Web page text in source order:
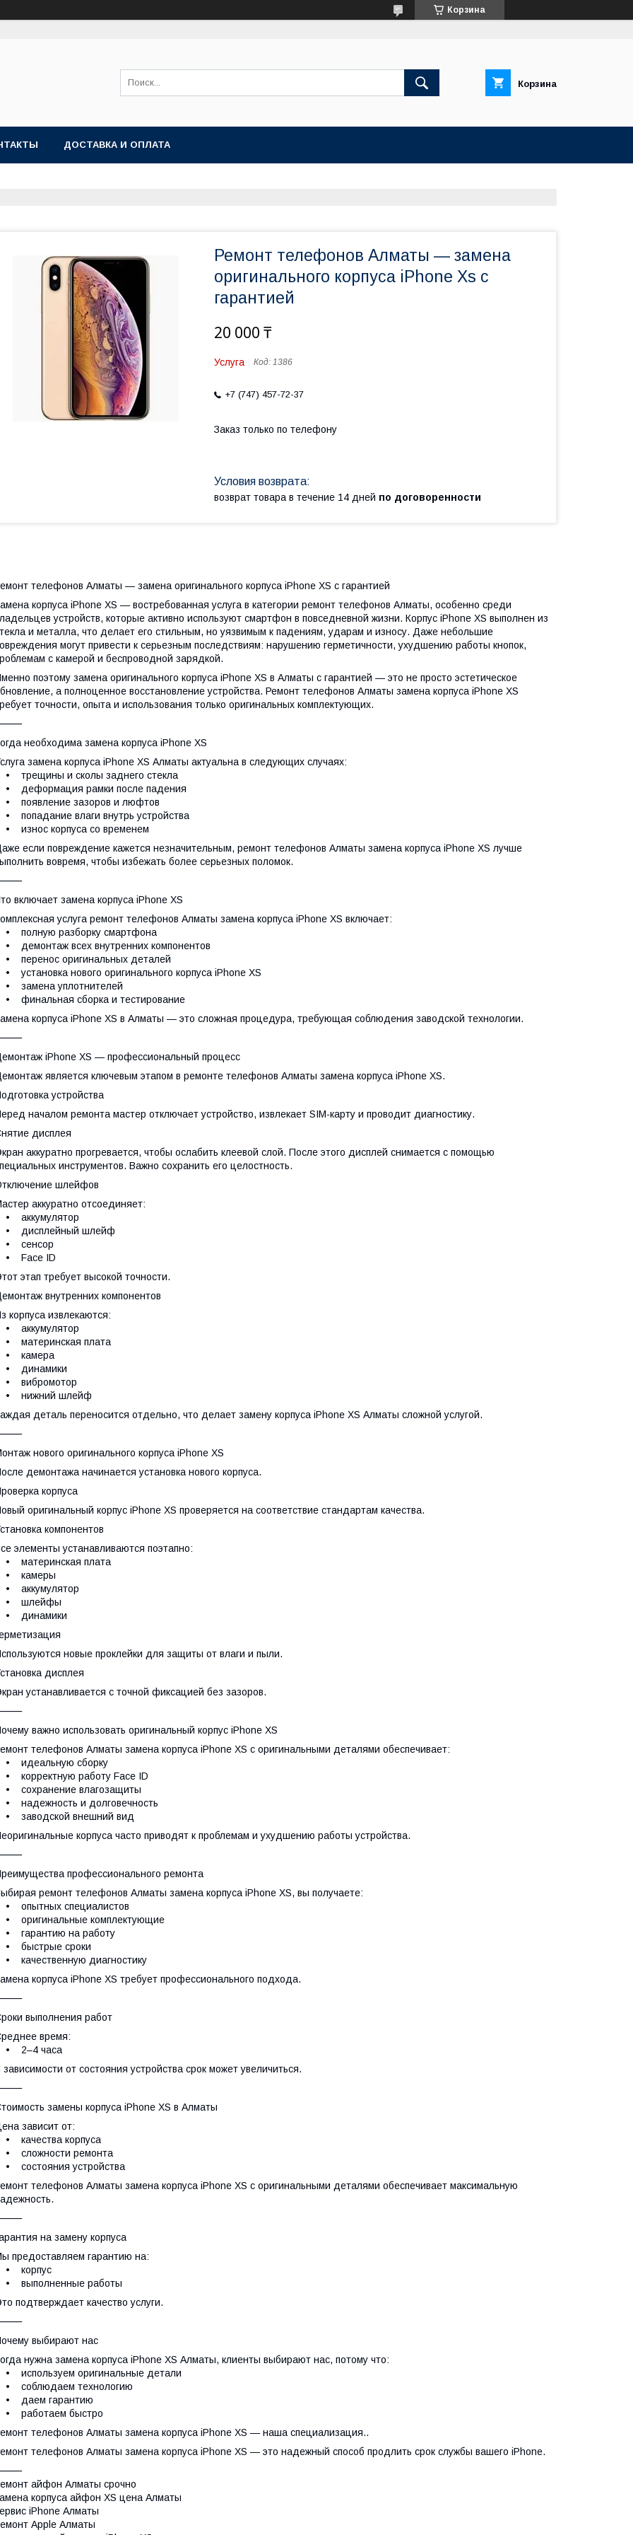
Корзина
Корзина
ДОСТАВКА И ОПЛАТА
Ремонт телефонов Алматы — замена
оригинального корпуса iPhone Xs с
гарантией
20 000 ₸
Услуга Код: 1386
+7 (747) 457-72-37
Заказ только по телефону
возврат товара в течение 14 дней по договоренности
телефонов Алматы — замена оригинального корпуса iPhone XS с гарантией
корпуса iPhone XS — востребованная услуга в категории ремонт телефонов Алматы, особенно среди
устройств, которые активно используют смартфон в повседневной жизни. Корпус iPhone XS выполнен из
и металла, что делает его стильным, но уязвимым к падениям, ударам и износу. Даже небольшие
могут привести к серьезным последствиям: нарушению герметичности, ухудшению работы кнопок,
с камерой и беспроводной зарядкой.
поэтому замена оригинального корпуса iPhone XS в Алматы с гарантией — это не просто эстетическое
а полноценное восстановление устройства. Ремонт телефонов Алматы замена корпуса iPhone XS
точности, опыта и использования только оригинальных комплектующих.
необходима замена корпуса iPhone XS
замена корпуса iPhone XS Алматы актуальна в следующих случаях:
• трещины и сколы заднего стекла
• деформация рамки после падения
• появление зазоров и люфтов
• попадание влаги внутрь устройства
• износ корпуса со временем
если повреждение кажется незначительным, ремонт телефонов Алматы замена корпуса iPhone XS лучше
вовремя, чтобы избежать более серьезных поломок.
включает замена корпуса iPhone XS
услуга ремонт телефонов Алматы замена корпуса iPhone XS включает:
• полную разборку смартфона
• демонтаж всех внутренних компонентов
• перенос оригинальных деталей
• установка нового оригинального корпуса iPhone XS
• замена уплотнителей
• финальная сборка и тестирование
корпуса iPhone XS в Алматы — это сложная процедура, требующая соблюдения заводской технологии.
iPhone XS — профессиональный процесс
является ключевым этапом в ремонте телефонов Алматы замена корпуса iPhone XS.
устройства
началом ремонта мастер отключает устройство, извлекает SIM-карту и проводит диагностику.
дисплея
аккуратно прогревается, чтобы ослабить клеевой слой. После этого дисплей снимается с помощью
инструментов. Важно сохранить его целостность.
шлейфов
аккуратно отсоединяет:
• аккумулятор
• дисплейный шлейф
• сенсор
• Face ID
этап требует высокой точности.
внутренних компонентов
корпуса извлекаются:
• аккумулятор
• материнская плата
• камера
• динамики
• вибромотор
• нижний шлейф
деталь переносится отдельно, что делает замену корпуса iPhone XS Алматы сложной услугой.
нового оригинального корпуса iPhone XS
демонтажа начинается установка нового корпуса.
корпуса
оригинальный корпус iPhone XS проверяется на соответствие стандартам качества.
компонентов
элементы устанавливаются поэтапно:
• материнская плата
• камеры
• аккумулятор
• шлейфы
• динамики
новые проклейки для защиты от влаги и пыли.
дисплея
устанавливается с точной фиксацией без зазоров.
важно использовать оригинальный корпус iPhone XS
телефонов Алматы замена корпуса iPhone XS с оригинальными деталями обеспечивает:
• идеальную сборку
• корректную работу Face ID
• сохранение влагозащиты
• надежность и долговечность
• заводской внешний вид
корпуса часто приводят к проблемам и ухудшению работы устройства.
профессионального ремонта
ремонт телефонов Алматы замена корпуса iPhone XS, вы получаете:
• опытных специалистов
• оригинальные комплектующие
• гарантию на работу
• быстрые сроки
• качественную диагностику
корпуса iPhone XS требует профессионального подхода.
выполнения работ
время:
• 2–4 часа
зависимости от состояния устройства срок может увеличиться.
замены корпуса iPhone XS в Алматы
зависит от:
• качества корпуса
• сложности ремонта
• состояния устройства
телефонов Алматы замена корпуса iPhone XS с оригинальными деталями обеспечивает максимальную
на замену корпуса
предоставляем гарантию на:
• корпус
• выполненные работы
подтверждает качество услуги.
выбирают нас
нужна замена корпуса iPhone XS Алматы, клиенты выбирают нас, потому что:
• используем оригинальные детали
• соблюдаем технологию
• даем гарантию
• работаем быстро
телефонов Алматы замена корпуса iPhone XS — наша специализация..
телефонов Алматы замена корпуса iPhone XS — это надежный способ продлить срок службы вашего iPhone.
айфон Алматы срочно
корпуса айфон XS цена Алматы
iPhone Алматы
Apple Алматы